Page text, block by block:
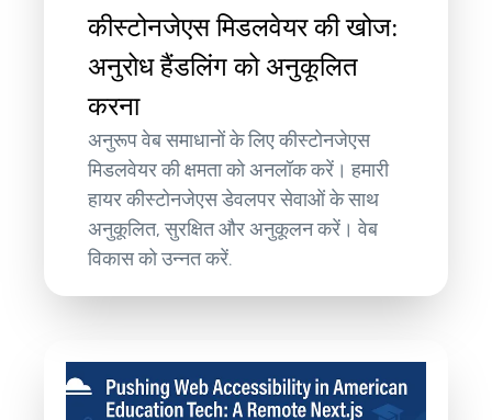
कीस्टोनजेएस मिडलवेयर की खोज:
अनुरोध हैंडलिंग को अनुकूलित
करना
अनुरूप वेब समाधानों के लिए कीस्टोनजेएस
मिडलवेयर की क्षमता को अनलॉक करें। हमारी
हायर कीस्टोनजेएस डेवलपर सेवाओं के साथ
अनुकूलित, सुरक्षित और अनुकूलन करें। वेब
विकास को उन्नत करें.